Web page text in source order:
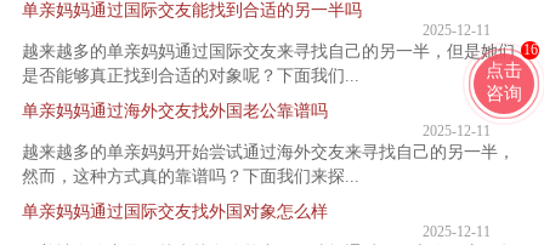
单亲妈妈通过国际交友能找到合适的另一半吗
2025-12-11
越来越多的单亲妈妈通过国际交友来寻找自己的另一半，但是她们
是否能够真正找到合适的对象呢？下面我们...
单亲妈妈通过海外交友找外国老公靠谱吗
2025-12-11
越来越多的单亲妈妈开始尝试通过海外交友来寻找自己的另一半，
然而，这种方式真的靠谱吗？下面我们来探...
单亲妈妈通过国际交友找外国对象怎么样
2025-12-11
点击
咨询
16